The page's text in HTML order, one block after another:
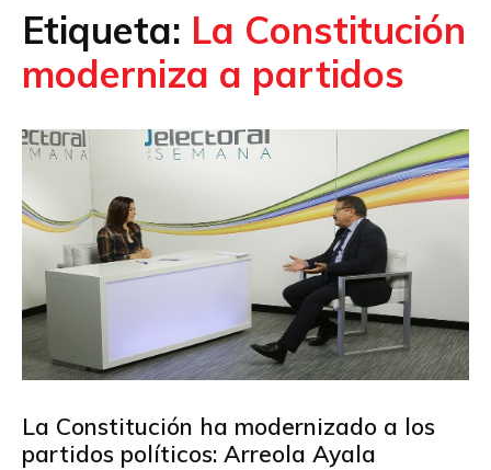
Etiqueta: La Constitución
moderniza a partidos
La Constitución ha modernizado a los
partidos políticos: Arreola Ayala